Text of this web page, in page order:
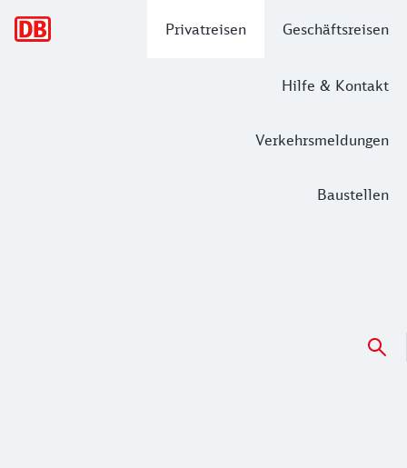
Privatreisen Geschäftsreisen
Hilfe & Kontakt
Verkehrsmeldungen
Baustellen